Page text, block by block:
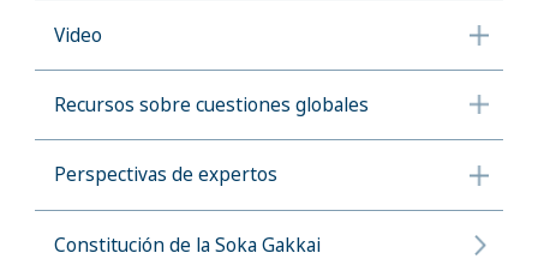
Video
Recursos sobre cuestiones globales
Perspectivas de expertos
Constitución de la Soka Gakkai